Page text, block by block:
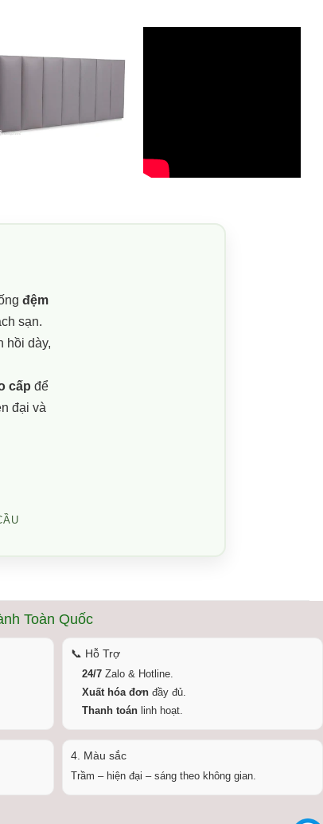
đệm
sạn.
hồi dày,
cấp để
đại và
Toàn Quốc
📞 Hỗ Trợ
24/7Zalo & Hotline.
Xuất hóa đơnđầy đủ.
Thanh toánlinh hoạt.
4. Màu sắc
Trầm – hiện đại – sáng theo không gian.